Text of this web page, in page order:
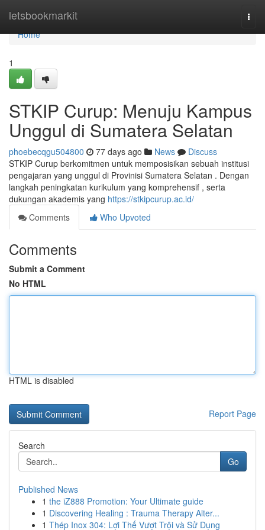
letsbookmarkit
Home
Home
1
STKIP Curup: Menuju Kampus
Unggul di Sumatera Selatan
phoebecqgu504800 77 days ago News
Discuss
STKIP Curup berkomitmen untuk memposisikan sebuah institusi
pengajaran yang unggul di Provinisi Sumatera Selatan . Dengan
langkah peningkatan kurikulum yang komprehensif , serta
dukungan akademis yang https://stkipcurup.ac.id/
Comments
Who Upvoted
Comments
Submit a Comment
No HTML
HTML is disabled
Report Page
Search
Go
Published News
1 the iZ888 Promotion: Your Ultimate guide
1 Discovering Healing : Trauma Therapy Alter...
1 Thép Inox 304: Lợi Thế Vượt Trội và Sử Dụng